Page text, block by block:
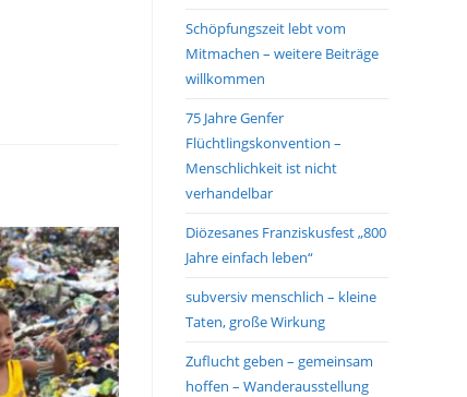
Schöpfungszeit lebt vom
Mitmachen – weitere Beiträge
willkommen
75 Jahre Genfer
Flüchtlingskonvention –
Menschlichkeit ist nicht
verhandelbar
Diözesanes Franziskusfest „800
Jahre einfach leben“
subversiv menschlich – kleine
Taten, große Wirkung
Zuflucht geben – gemeinsam
hoffen – Wanderausstellung